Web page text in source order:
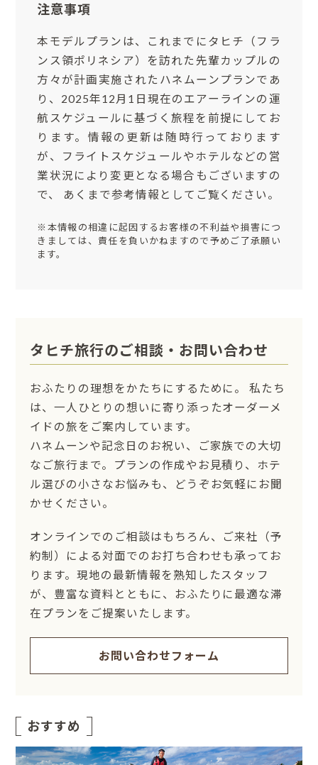
注意事項
本モデルプランは、これまでにタヒチ（フラ
ンス領ポリネシア）を訪れた先輩カップルの
方々が計画実施されたハネムーンプランであ
り、2025年12月1日現在のエアーラインの運
航スケジュールに基づく旅程を前提にしてお
ります。情報の更新は随時行っております
が、フライトスケジュールやホテルなどの営
業状況により変更となる場合もございますの
で、 あくまで参考情報としてご覧ください。
※本情報の相違に起因するお客様の不利益や損害につ
きましては、責任を負いかねますので予めご了承願い
ます。
タヒチ旅行のご相談・お問い合わせ
おふたりの理想をかたちにするために。 私たち
は、一人ひとりの想いに寄り添ったオーダーメ
イドの旅をご案内しています。
ハネムーンや記念日のお祝い、ご家族での大切
なご旅行まで。プランの作成やお見積り、ホテ
ル選びの小さなお悩みも、どうぞお気軽にお聞
かせください。
オンラインでのご相談はもちろん、ご来社（予
約制）による対面でのお打ち合わせも承ってお
ります。現地の最新情報を熟知したスタッフ
が、豊富な資料とともに、おふたりに最適な滞
在プランをご提案いたします。
お問い合わせフォーム
おすすめ